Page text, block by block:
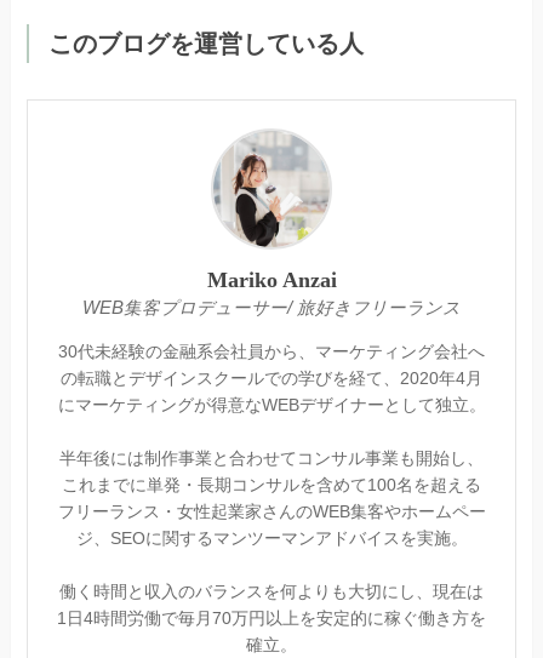
このブログを運営している人
Mariko Anzai
WEB集客プロデューサー/ 旅好きフリーランス
30代未経験の金融系会社員から、マーケティング会社へ
の転職とデザインスクールでの学びを経て、2020年4月
にマーケティングが得意なWEBデザイナーとして独立。
半年後には制作事業と合わせてコンサル事業も開始し、
これまでに単発・長期コンサルを含めて100名を超える
フリーランス・女性起業家さんのWEB集客やホームペー
ジ、SEOに関するマンツーマンアドバイスを実施。
働く時間と収入のバランスを何よりも大切にし、現在は
1日4時間労働で毎月70万円以上を安定的に稼ぐ働き方を
確立。